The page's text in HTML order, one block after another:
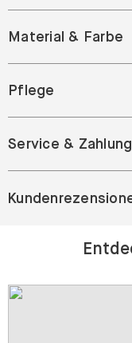
Material & Farbe
Pflege
Service & Zahlung